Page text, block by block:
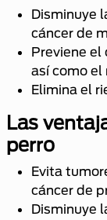
Disminuye
cáncer de
Previene el
así como el
Elimina el
Las
perro
Evita
cáncer de
Disminuye